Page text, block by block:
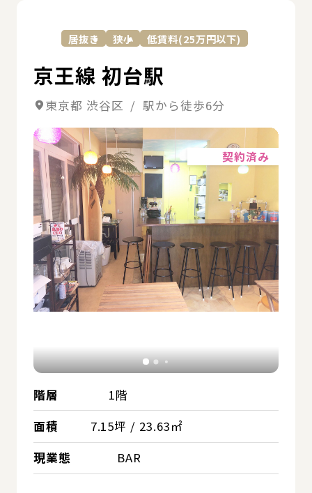
居抜き 狭小 低賃料(25万円以下)
京王線 初台駅
東京都 渋谷区 / 駅から徒歩6分
契約済み
階層
1階
面積
7.15坪 / 23.63㎡
現業態
BAR